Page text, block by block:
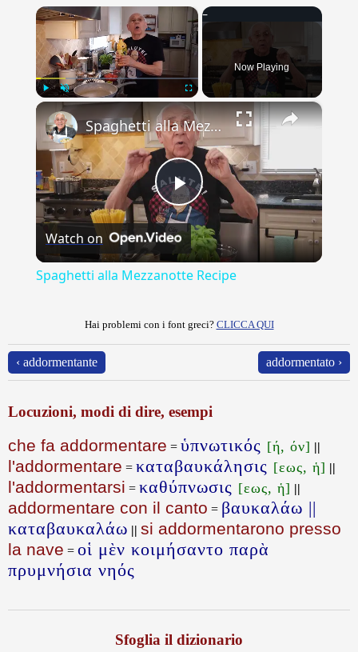
×
Unmute
Now Playing
×
Play
Video
Spaghetti alla Mezzanotte Recipe
Watch on
Spaghetti alla Mezzanotte Recipe
Hai problemi con i font greci? CLICCA QUI
‹ addormentante addormentato ›
Locuzioni, modi di dire, esempi
che fa addormentare = ὑπνωτικός [ή, όν] ||
l'addormentare = καταβαυκάλησις [εως, ἡ] ||
l'addormentarsi = καθύπνωσις [εως, ἡ] ||
addormentare con il canto = βαυκαλάω ||
καταβαυκαλάω || si addormentarono presso
la nave = οἱ μὲν κοιμήσαντο παρὰ
πρυμνήσια νηός
Sfoglia il dizionario